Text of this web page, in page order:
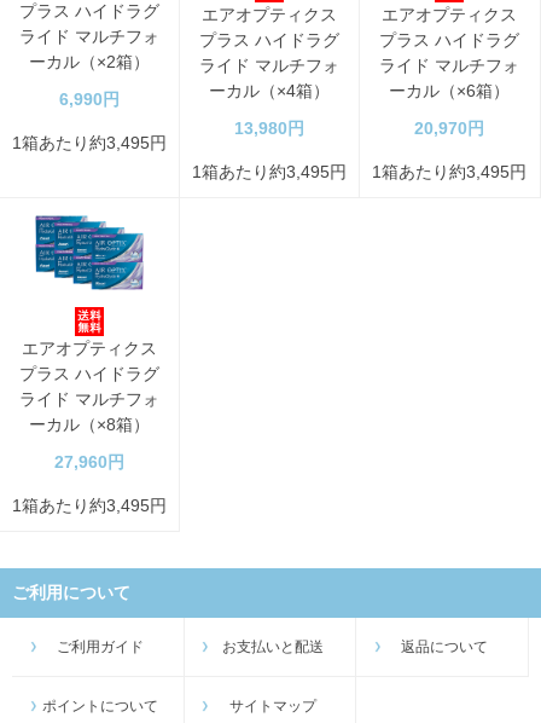
プラス ハイドラグ
ライド マルチフォ
ーカル（×2箱）
6,990円
1箱あたり約3,495円
エアオプティクス
プラス ハイドラグ
ライド マルチフォ
ーカル（×4箱）
13,980円
1箱あたり約3,495円
エアオプティクス
プラス ハイドラグ
ライド マルチフォ
ーカル（×6箱）
20,970円
1箱あたり約3,495円
エアオプティクス
プラス ハイドラグ
ライド マルチフォ
ーカル（×8箱）
27,960円
1箱あたり約3,495円
ご利用について
ご利用ガイド お支払いと配送 返品について
ポイントについて サイトマップ